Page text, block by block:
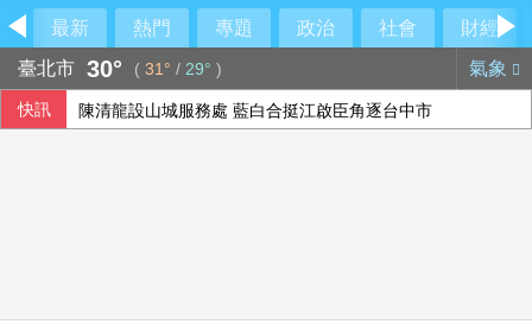
最新 熱門 專題 政治 社會
財經
臺北市 30° ( 31° / 29° ) 氣象
快訊 陳清龍設山城服務處 藍白合挺江啟臣角逐台中市